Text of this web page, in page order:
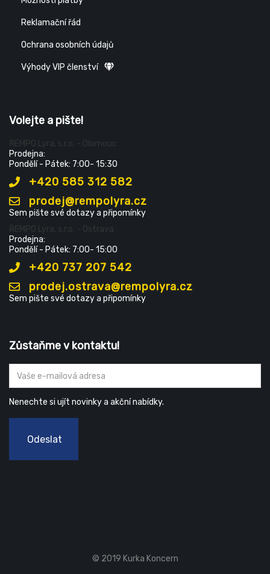
Reklamační řád
Ochrana osobních údajů
Výhody VIP členství
Volejte a pište!
ŘEMPO Lyra, s.r.o. - Olomouc
Prodejna:
Pondělí - Pátek: 7:00- 15:30
+420 585 312 582
prodej@rempolyra.cz
Sem pište své dotazy a připomínky
ŘEMPO Lyra, s.r.o. - Ostrava
Prodejna:
Pondělí - Pátek: 7:00- 15:00
+420 737 207 542
prodej.ostrava@rempolyra.cz
Sem pište své dotazy a připomínky
Zůstaňme v kontaktu!
Nenechte si ujít novinky a akční nabídky.
Odeslat
© 2019 Kurka Koncern